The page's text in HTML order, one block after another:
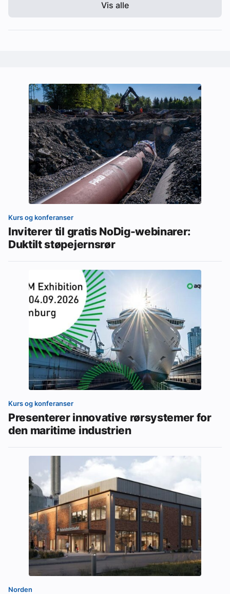
Vis alle
Kurs og konferanser
Inviterer til gratis NoDig-webinarer:
Duktilt støpejernsrør
Kurs og konferanser
Presenterer innovative rørsystemer for
den maritime industrien
Norden